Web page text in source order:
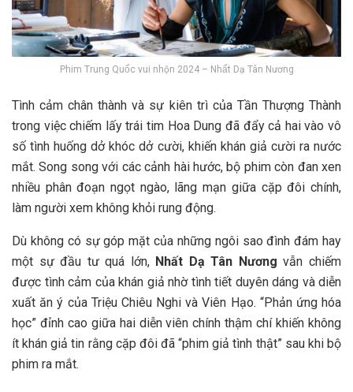
Phim Trung Quốc vui nhộn 2024 – Nhất Dạ Tân Nương
Tình cảm chân thành và sự kiên trì của Tần Thượng Thành
trong việc chiếm lấy trái tim Hoa Dung đã đẩy cả hai vào vô
số tình huống dở khóc dở cười, khiến khán giả cười ra nước
mắt. Song song với các cảnh hài hước, bộ phim còn đan xen
nhiều phân đoạn ngọt ngào, lãng mạn giữa cặp đôi chính,
làm người xem không khỏi rung động.
Dù không có sự góp mặt của những ngôi sao đình đám hay
một sự đầu tư quá lớn, Nhất Dạ Tân Nương vẫn chiếm
được tình cảm của khán giả nhờ tình tiết duyên dáng và diễn
xuất ăn ý của Triệu Chiêu Nghi và Viên Hạo. “Phản ứng hóa
học” đỉnh cao giữa hai diễn viên chính thậm chí khiến không
ít khán giả tin rằng cặp đôi đã “phim giả tình thật” sau khi bộ
phim ra mắt.